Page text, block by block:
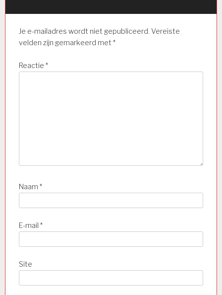
Je e-mailadres wordt niet gepubliceerd. Vereiste
velden zijn gemarkeerd met *
Reactie *
Naam *
E-mail *
Site